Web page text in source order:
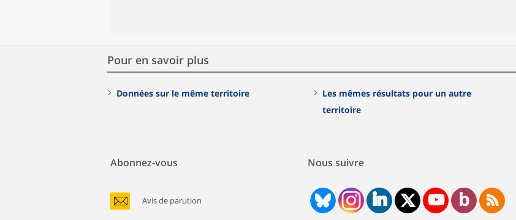
Pour en savoir plus
Données sur le même territoire
Les mêmes résultats pour un autre
territoire
Abonnez-vous
Avis de parution
Nous suivre